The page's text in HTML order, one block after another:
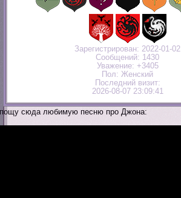
Зарегистрирован: 2022-01-02
Сообщений: 1430
Уважение: +3405
Пол: Женский
Последний визит:
2026-08-07 23:09:41
сюда любимую песню про Джона: